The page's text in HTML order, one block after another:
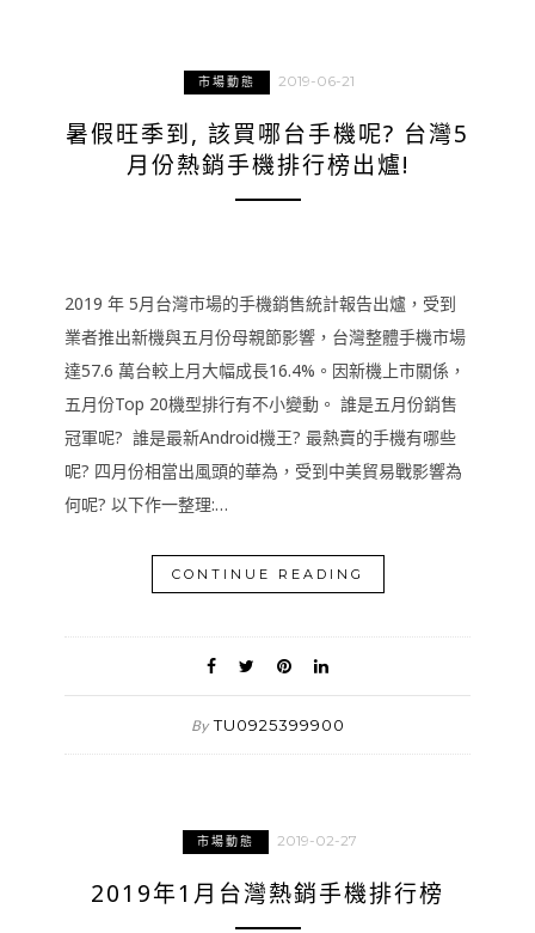
市場動態 2019-06-21
暑假旺季到, 該買哪台手機呢? 台灣5
月份熱銷手機排行榜出爐!
2019 年 5月台灣市場的手機銷售統計報告出爐，受到
業者推出新機與五月份母親節影響，台灣整體手機市場
達57.6 萬台較上月大幅成長16.4%。因新機上市關係，
五月份Top 20機型排行有不小變動。 誰是五月份銷售
冠軍呢? 誰是最新Android機王? 最熱賣的手機有哪些
呢? 四月份相當出風頭的華為，受到中美貿易戰影響為
何呢? 以下作一整理:…
CONTINUE READING
By TU0925399900
市場動態 2019-02-27
2019年1月台灣熱銷手機排行榜